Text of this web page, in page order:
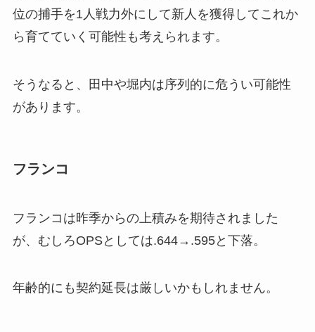
位の捕手を1人戦力外にして新人を獲得してこれか
ら育てていく可能性も考えられます。
そうなると、田中や堀内は序列的に危うい可能性
があります。
フランコ
フランコは昨季からの上積みを期待されました
が、むしろOPSとしては.644→.595と下落。
年齢的にも契約延長は厳しいかもしれません。